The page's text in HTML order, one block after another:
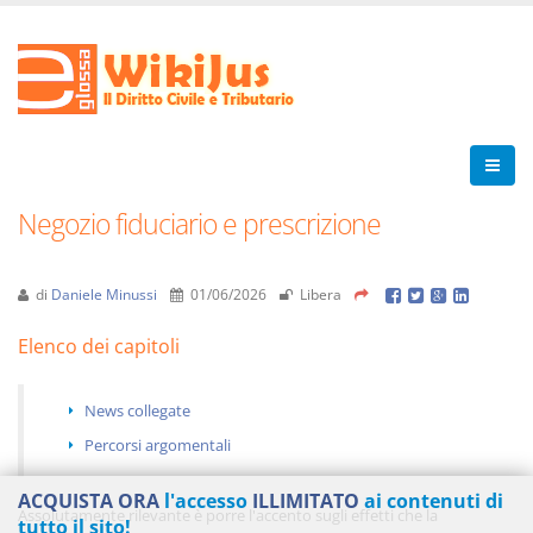
Negozio fiduciario e prescrizione
di Daniele Minussi 01/06/2026 Libera
Elenco dei capitoli
News collegate
Percorsi argomentali
Assolutamente rilevante è porre l'accento sugli effetti che la
ACQUISTA ORA l'accesso ILLIMITATO ai contenuti di
tutto il sito!